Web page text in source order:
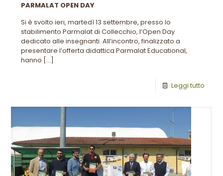
PARMALAT OPEN DAY
Si è svolto ieri, martedì 13 settembre, presso lo
stabilimento Parmalat di Collecchio, l’Open Day
dedicato alle insegnanti. All’incontro, finalizzato a
presentare l’offerta didattica Parmalat Educational,
hanno […]
Leggi tutto